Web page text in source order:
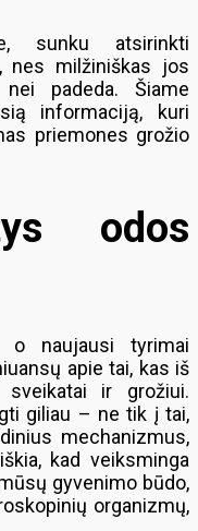
sunku atsirinkti
nes milžiniškas jos
padeda. Šiame
informaciją, kuri
priemones grožio
odos
o naujausi tyrimai
apie tai, kas iš
ir grožiui.
giliau – ne tik į tai,
mechanizmus,
kad veiksminga
gyvenimo būdo,
organizmų,